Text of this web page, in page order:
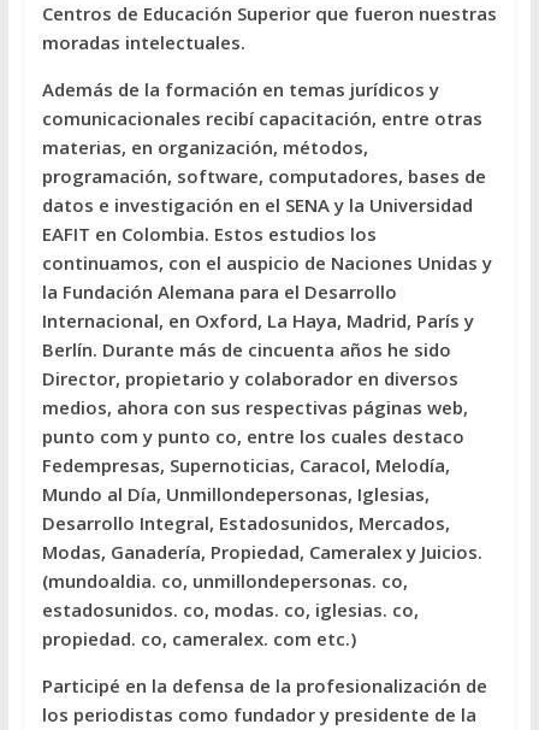
Centros de Educación Superior que fueron nuestras
moradas intelectuales.
Además de la formación en temas jurídicos y
comunicacionales recibí capacitación, entre otras
materias, en organización, métodos,
programación, software, computadores, bases de
datos e investigación en el SENA y la Universidad
EAFIT en Colombia. Estos estudios los
continuamos, con el auspicio de Naciones Unidas y
la Fundación Alemana para el Desarrollo
Internacional, en Oxford, La Haya, Madrid, París y
Berlín. Durante más de cincuenta años he sido
Director, propietario y colaborador en diversos
medios, ahora con sus respectivas páginas web,
punto com y punto co, entre los cuales destaco
Fedempresas, Supernoticias, Caracol, Melodía,
Mundo al Día, Unmillondepersonas, Iglesias,
Desarrollo Integral, Estadosunidos, Mercados,
Modas, Ganadería, Propiedad, Cameralex y Juicios.
(mundoaldia. co, unmillondepersonas. co,
estadosunidos. co, modas. co, iglesias. co,
propiedad. co, cameralex. com etc.)
Participé en la defensa de la profesionalización de
los periodistas como fundador y presidente de la